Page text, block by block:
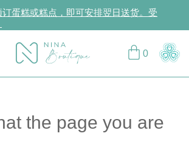
订蛋糕或糕点，即可安排翌日送货。受
为CCG Hearts如心赏会员享受专属购物
0
the page you are